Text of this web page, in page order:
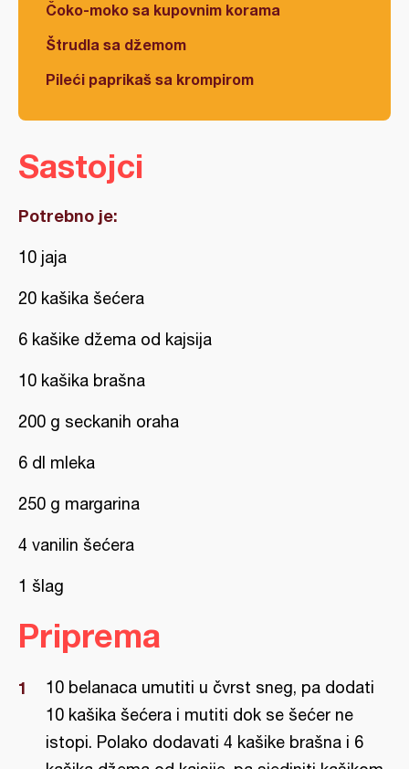
Čoko-moko sa kupovnim korama
Štrudla sa džemom
Pileći paprikaš sa krompirom
Sastojci
Potrebno je:
10 jaja
20 kašika šećera
6 kašike džema od kajsija
10 kašika brašna
200 g seckanih oraha
6 dl mleka
250 g margarina
4 vanilin šećera
1 šlag
Priprema
10 belanaca umutiti u čvrst sneg, pa dodati
10 kašika šećera i mutiti dok se šećer ne
istopi. Polako dodavati 4 kašike brašna i 6